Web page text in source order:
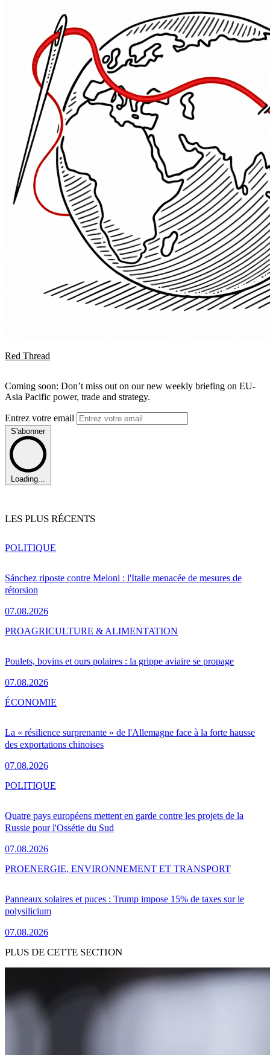
Red Thread
Coming soon: Don’t miss out on our new weekly briefing on EU-
Asia Pacific power, trade and strategy.
Entrez votre email
S'abonner
Loading...
LES PLUS RÉCENTS
Sánchez riposte contre Meloni : l'Italie menacée de mesures de
rétorsion
07.08.2026
POLITIQUE
Poulets, bovins et ours polaires : la grippe aviaire se propage
07.08.2026
PROAGRICULTURE & ALIMENTATION
La « résilience surprenante » de l'Allemagne face à la forte hausse
des exportations chinoises
07.08.2026
ÉCONOMIE
Quatre pays européens mettent en garde contre les projets de la
Russie pour l'Ossétie du Sud
07.08.2026
POLITIQUE
Panneaux solaires et puces : Trump impose 15% de taxes sur le
polysilicium
07.08.2026
PROENERGIE, ENVIRONNEMENT ET TRANSPORT
PLUS DE CETTE SECTION